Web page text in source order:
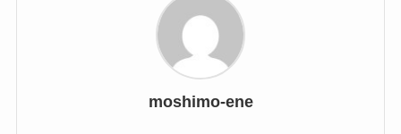
moshimo-ene